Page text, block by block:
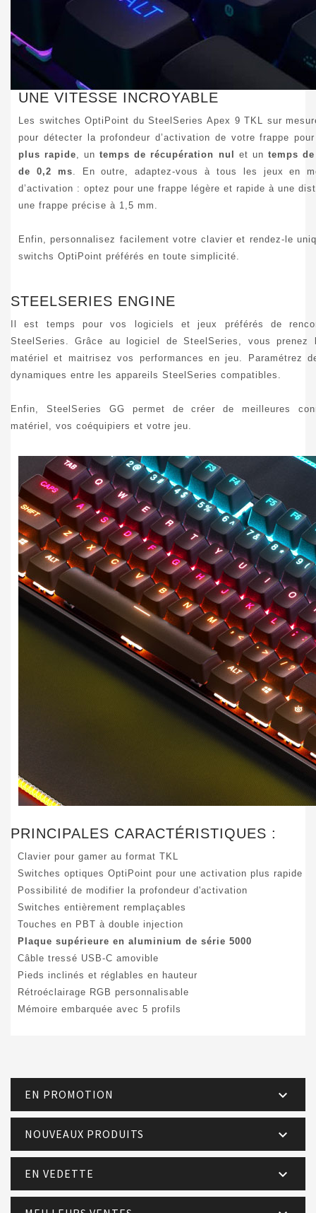
UNE VITESSE INCROYABLE
Les switches OptiPoint du SteelSeries Apex 9 TKL sur
pour détecter la profondeur d’activation de votre frappe
plus rapide , untemps de récupération nul et un temps
de 0,2 ms . En outre, adaptez-vous à tous les jeux en
d’activation : optez pour une frappe légère et rapide à une
une frappe précise à 1,5 mm.
Enfin, personnalisez facilement votre clavier et rendez-le
switchs OptiPoint préférés en toute simplicité.
STEELSERIES ENGINE
Il est temps pour vos logiciels et jeux préférés de
SteelSeries. Grâce au logiciel de SteelSeries, vous prenez
matériel et maitrisez vos performances en jeu. Paramétrez
dynamiques entre les appareils SteelSeries compatibles.
Enfin, SteelSeries GG permet de créer de meilleures
matériel, vos coéquipiers et votre jeu.
PRINCIPALES CARACTÉRISTIQUES :
Clavier pour gamer au format TKL
Switches optiques OptiPoint pour une activation plus rapide
Possibilité de modifier la profondeur d'activation
Switches entièrement remplaçables
Touches en PBT à double injection
Plaque supérieure en aluminium de série 5000
Câble tressé USB-C amovible
Pieds inclinés et réglables en hauteur
Rétroéclairage RGB personnalisable
Mémoire embarquée avec 5 profils
EN PROMOTION 
NOUVEAUX PRODUITS 
EN VEDETTE 